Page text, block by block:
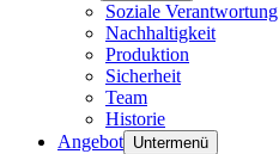
Soziale Verantwortung
Nachhaltigkeit
Produktion
Sicherheit
Team
Historie
Angebot Untermenü